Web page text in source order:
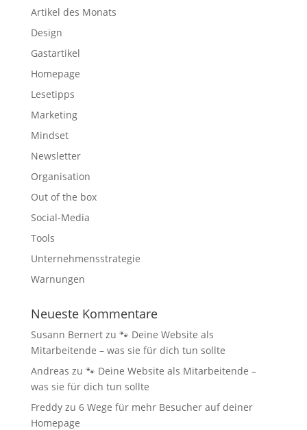
Artikel des Monats
Design
Gastartikel
Homepage
Lesetipps
Marketing
Mindset
Newsletter
Organisation
Out of the box
Social-Media
Tools
Unternehmensstrategie
Warnungen
Neueste Kommentare
Susann Bernertzu 🐾 Deine Website als
Mitarbeitende – was sie für dich tun sollte
Andreas zu 🐾 Deine Website als Mitarbeitende –
was sie für dich tun sollte
Freddyzu 6 Wege für mehr Besucher auf deiner
Homepage